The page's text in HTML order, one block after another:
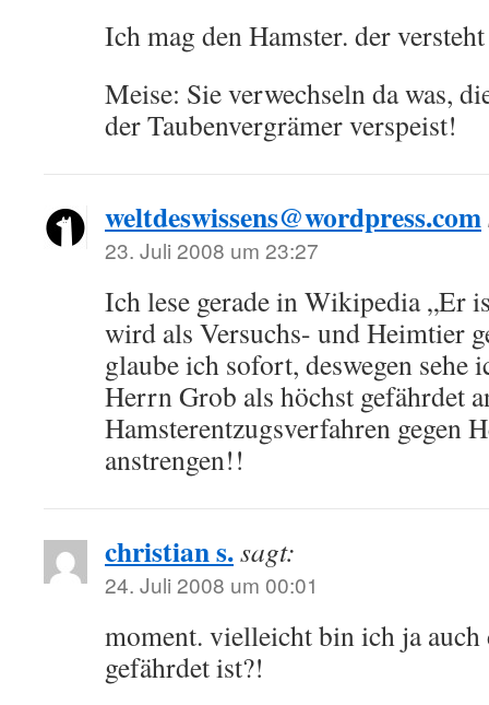
Ich mag den Hamster. der
Meise: Sie verwechseln da was,
der Taubenvergrämer verspeist!
weltdeswissens@wordpress.com
23. Juli 2008 um 23:27
Ich lese gerade in Wikipedia „Er
wird als Versuchs- und Heimtier
glaube ich sofort, deswegen sehe
Herrn Grob als höchst gefährdet
Hamsterentzugsverfahren gegen
anstrengen!!
christian s.sagt:
24. Juli 2008 um 00:01
moment. vielleicht bin ich ja auch
gefährdet ist?!